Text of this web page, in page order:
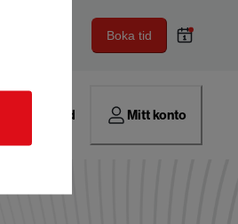
Boka tid
Hitta verkstad Mitt konto